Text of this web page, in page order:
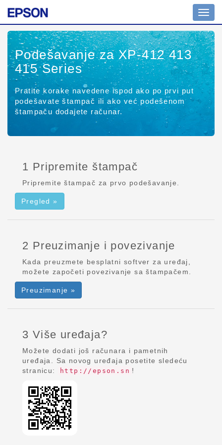
Izbor
Podešavanje za XP-412 413
415 Series
Pratite korake navedene ispod ako po prvi put
podešavate štampač ili ako već podešenom
štampaču dodajete računar.
1 Pripremite štampač
Pripremite štampač za prvo podešavanje.
Pregled »
2 Preuzimanje i povezivanje
Kada preuzmete besplatni softver za uređaj,
možete započeti povezivanje sa štampačem.
Preuzimanje »
3 Više uređaja?
Možete dodati još računara i pametnih
uređaja. Sa novog uređaja posetite sledeću
stranicu:
http://epson.sn !